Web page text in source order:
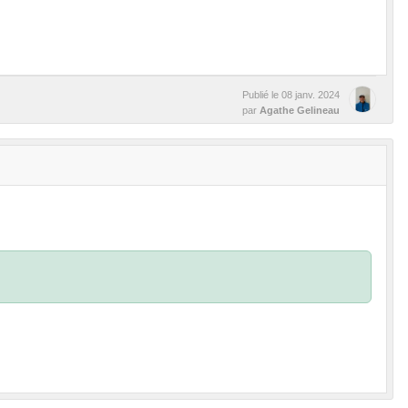
Publié le 08 janv. 2024
par Agathe Gelineau